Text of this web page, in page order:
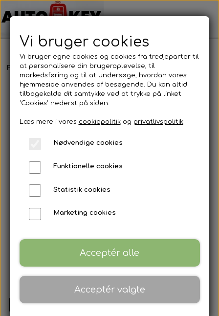
Forside Bilnøgler Dacia Nøglehus Dacia - Nøglehus
Dacia - Nøglehus
Vi bruger cookies
Vi bruger egne cookies og cookies fra tredjeparter til
at personalisere din brugeroplevelse, til
markedsføring og til at undersøge, hvordan vores
hjemmeside anvendes af besøgende. Du kan altid
tilbagekalde dit samtykke ved at trykke på linket
'Cookies' nederst på siden.
Læs mere i vores cookiepolitikog privatlivspolitik
Nødvendige cookies
Funktionelle cookies
Statistik cookies
Marketing cookies
Acceptér alle
Acceptér valgte